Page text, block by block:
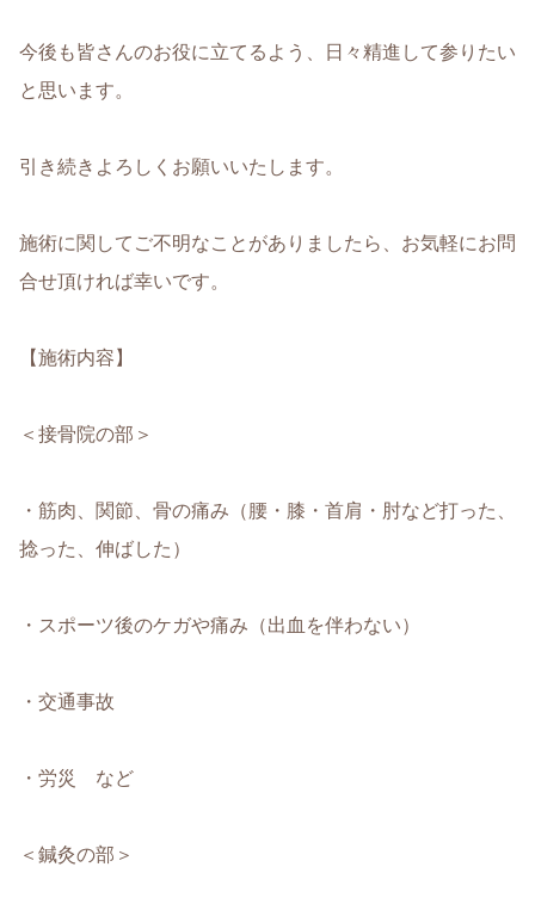
今後も皆さんのお役に立てるよう、日々精進して参りたい
と思います。
引き続きよろしくお願いいたします。
施術に関してご不明なことがありましたら、お気軽にお問
合せ頂ければ幸いです。
【施術内容】
＜接骨院の部＞
・筋肉、関節、骨の痛み（腰・膝・首肩・肘など打った、
捻った、伸ばした）
・スポーツ後のケガや痛み（出血を伴わない）
・交通事故
・労災 など
＜鍼灸の部＞